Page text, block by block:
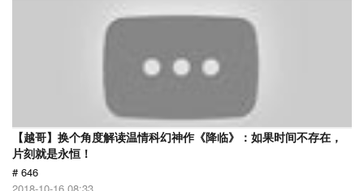
【越哥】换个角度解读温情科幻神作《降临》：如果时间不存在，
片刻就是永恒！
# 646